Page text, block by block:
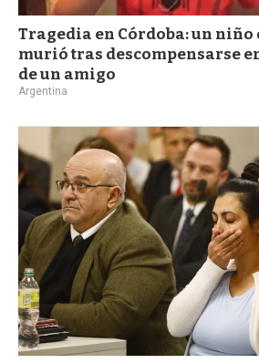
Tragedia en Córdoba: un niño
murió tras descompensarse
de un amigo
Argentina